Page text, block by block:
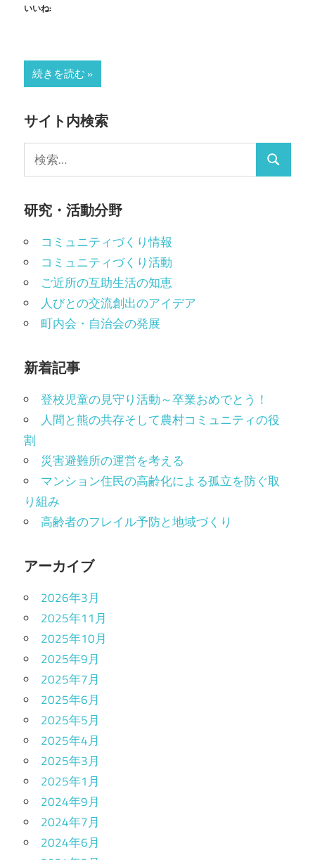
いいね:
続きを読む
サイト内検索
索:
検
研究・活動分野
コミュニティづくり情報
コミュニティづくり活動
ご近所の互助生活の知恵
人びとの交流創出のアイデア
町内会・自治会の発展
新着記事
登校児童の見守り活動～卒業おめでとう！
人間と熊の共存そして農村コミュニティの役
割
災害避難所の運営を考える
マンション住民の高齢化による孤立を防ぐ取
り組み
高齢者のフレイル予防と地域づくり
アーカイブ
2026年3月
2025年11月
2025年10月
2025年9月
2025年7月
2025年6月
2025年5月
2025年4月
2025年3月
2025年1月
2024年9月
2024年7月
2024年6月